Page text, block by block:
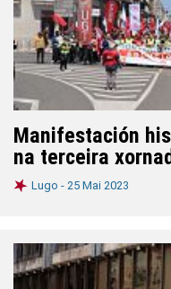
Manifestación
na terceira
Lugo - 25 Mai 2023